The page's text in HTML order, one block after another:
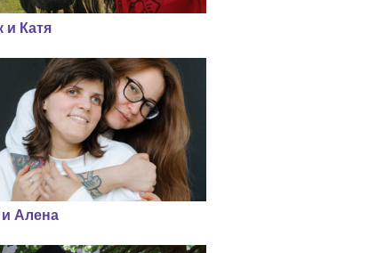
и Катя
Алена